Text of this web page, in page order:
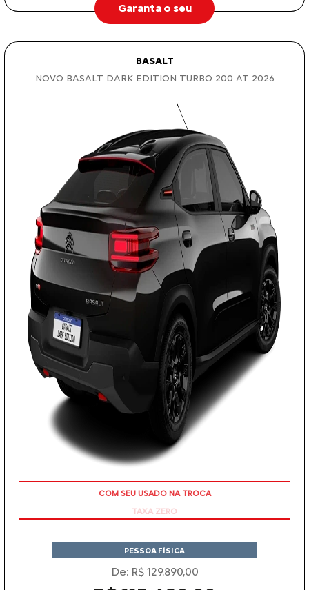
Garanta o seu
BASALT
NOVO BASALT DARK EDITION TURBO 200 AT 2026
TAXA ZERO
PESSOA FÍSICA
De: R$ 129.890,00